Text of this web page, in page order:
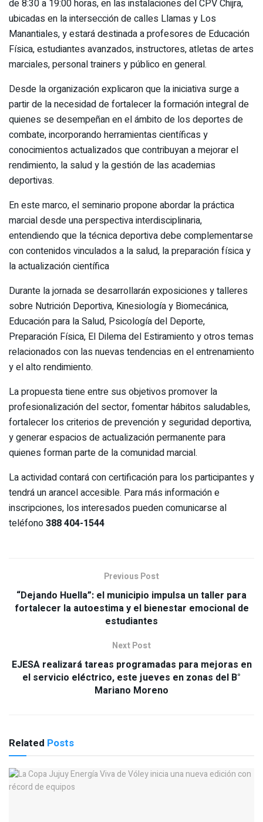
de 8:30 a 19:00 horas, en las instalaciones del CPV Chijra,
ubicadas en la intersección de calles Llamas y Los
Manantiales, y estará destinada a profesores de Educación
Física, estudiantes avanzados, instructores, atletas de artes
marciales, personal trainers y público en general.
Desde la organización explicaron que la iniciativa surge a
partir de la necesidad de fortalecer la formación integral de
quienes se desempeñan en el ámbito de los deportes de
combate, incorporando herramientas científicas y
conocimientos actualizados que contribuyan a mejorar el
rendimiento, la salud y la gestión de las academias
deportivas.
En este marco, el seminario propone abordar la práctica
marcial desde una perspectiva interdisciplinaria,
entendiendo que la técnica deportiva debe complementarse
con contenidos vinculados a la salud, la preparación física y
la actualización científica
Durante la jornada se desarrollarán exposiciones y talleres
sobre Nutrición Deportiva, Kinesiología y Biomecánica,
Educación para la Salud, Psicología del Deporte,
Preparación Física, El Dilema del Estiramiento y otros temas
relacionados con las nuevas tendencias en el entrenamiento
y el alto rendimiento.
La propuesta tiene entre sus objetivos promover la
profesionalización del sector, fomentar hábitos saludables,
fortalecer los criterios de prevención y seguridad deportiva,
y generar espacios de actualización permanente para
quienes forman parte de la comunidad marcial.
La actividad contará con certificación para los participantes y
tendrá un arancel accesible. Para más información e
inscripciones, los interesados pueden comunicarse al
teléfono388 404-1544
Previous Post
“Dejando Huella”: el municipio impulsa un taller para
fortalecer la autoestima y el bienestar emocional de
estudiantes
Next Post
EJESA realizará tareas programadas para mejoras en
el servicio eléctrico, este jueves en zonas del B°
Mariano Moreno
Related Posts